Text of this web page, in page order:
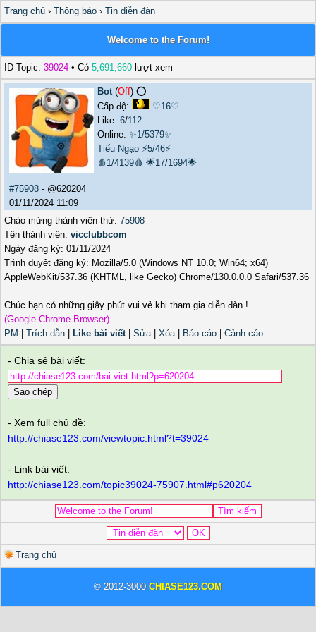
Trang chủ › Thông báo › Tin diễn đàn
Welcome to the Forum!
ID Topic: 39024 • Có 5,691,660 lượt xem
Bot(Off) ⭕️
Cấp độ:
♡16♡
Like: 6/112
Online: ✨1/5379✨
Tiếu Ngạo ⚡5/46⚡
🩸1/4139🩸 🌟17/1694🌟
#75908 - @620204
01/11/2024 11:09
Chào mừng thành viên thứ: 75908
Tên thành viên: vicclubbcom
Ngày đăng ký: 01/11/2024
Trình duyệt đăng ký: Mozilla/5.0 (Windows NT 10.0; Win64; x64)
AppleWebKit/537.36 (KHTML, like Gecko) Chrome/130.0.0.0 Safari/537.36
Chúc bạn có những giây phút vui vẻ khi tham gia diễn đàn !
(Google Chrome Browser)
PM
Trích dẫn Like bài viết| Sửa| Xóa| Báo cáo Cảnh cáo
- Chia sẻ bài viết:
Sao chép
- Xem full chủ đề:
http://chiase123.com/viewtopic.html?t=39024
- Link bài viết:
http://chiase123.com/topic39024-75907.html#p620204
Trang chủ
© 2012-3000 CHIASE123.COM